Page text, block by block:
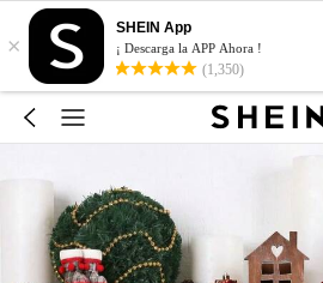
×
SHEIN App
¡ Descarga la APP Ahora !
(1,350)